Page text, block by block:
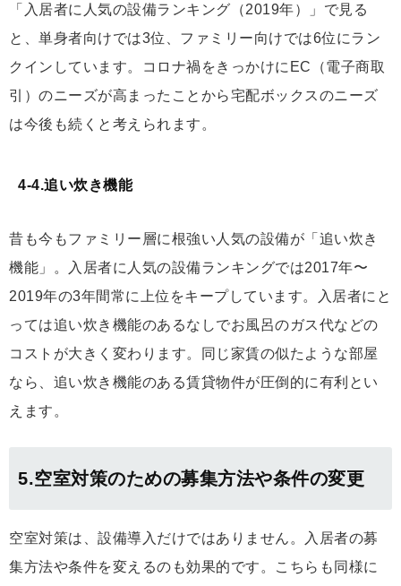
「入居者に人気の設備ランキング（2019年）」で見る
と、単身者向けでは3位、ファミリー向けでは6位にラン
クインしています。コロナ禍をきっかけにEC（電子商取
引）のニーズが高まったことから宅配ボックスのニーズ
は今後も続くと考えられます。
4-4.追い炊き機能
昔も今もファミリー層に根強い人気の設備が「追い炊き
機能」。入居者に人気の設備ランキングでは2017年〜
2019年の3年間常に上位をキープしています。入居者にと
っては追い炊き機能のあるなしでお風呂のガス代などの
コストが大きく変わります。同じ家賃の似たような部屋
なら、追い炊き機能のある賃貸物件が圧倒的に有利とい
えます。
5.空室対策のための募集方法や条件の変更
空室対策は、設備導入だけではありません。入居者の募
集方法や条件を変えるのも効果的です。こちらも同様に